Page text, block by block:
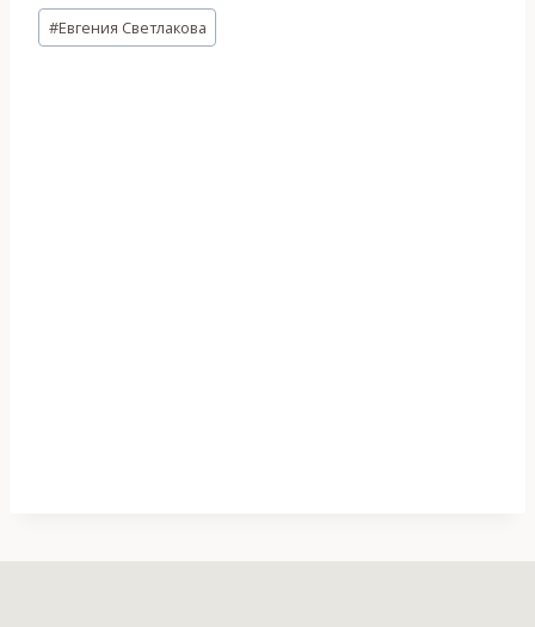
Метки
записи:
#Евгения Светлакова